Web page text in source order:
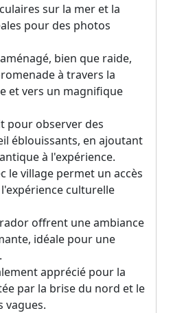
sur la mer et la
pour des photos
bien que raide,
à travers la
et vers un magnifique
pour observer des
éblouissants, en ajoutant
à l'expérience.
le village permet un accès
culturelle
offrent une ambiance
idéale pour une
apprécié pour la
par la brise du nord et le
vagues.